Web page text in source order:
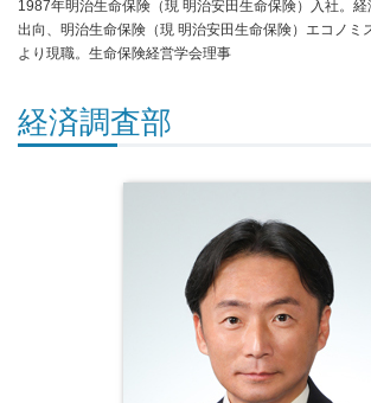
1987年明治生命保険（現 明治安田生命保険）入社。経
出向、明治生命保険（現 明治安田生命保険）エコノミ
より現職。生命保険経営学会理事
経済調査部